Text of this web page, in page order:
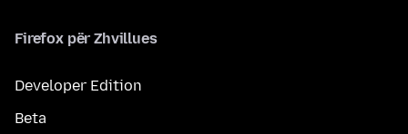
Firefox për Zhvillues
Developer Edition
Beta